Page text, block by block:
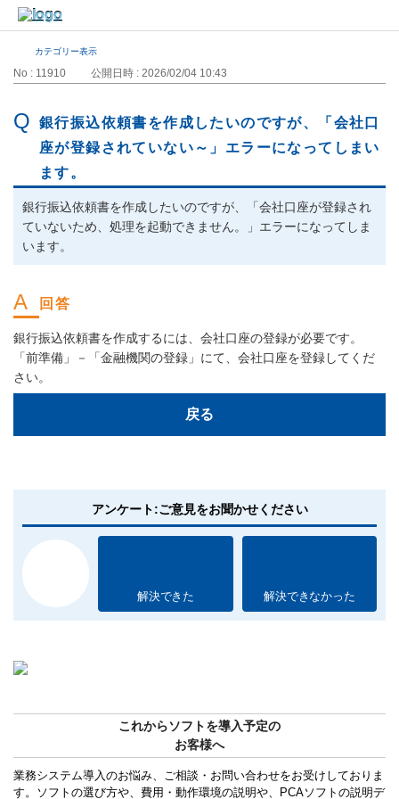
カテゴリー表示
No : 11910 公開日時 : 2026/02/04 10:43
銀行振込依頼書を作成したいのですが、「会社口
座が登録されていない～」エラーになってしまい
ます。
銀行振込依頼書を作成したいのですが、「会社口座が登録され
ていないため、処理を起動できません。」エラーになってしま
います。
銀行振込依頼書を作成するには、会社口座の登録が必要です。
「前準備」－「金融機関の登録」にて、会社口座を登録してくだ
さい。
戻る
アンケート:ご意見をお聞かせください
解決できた 解決できなかった
これからソフトを導入予定の
お客様へ
業務システム導入のお悩み、ご相談・お問い合わせをお受けしておりま
す。ソフトの選び方や、費用・動作環境の説明や、PCAソフトの説明デ